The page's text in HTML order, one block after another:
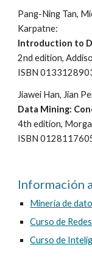
Pang-Ning Tan,
Karpatne:
Introduction to
2nd edition,
ISBN
Jiawei Han, Jian
Data Mining:
4th edition,
ISBN
Información
Minería de
Curso de
Curso de